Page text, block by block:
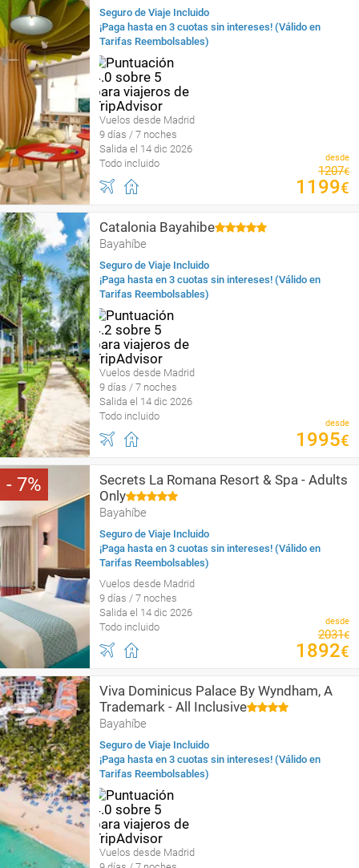
Seguro de Viaje Incluido
¡Paga hasta en 3 cuotas sin intereses! (Válido en
Tarifas Reembolsables)
Vuelos desde Madrid
9 días / 7 noches
Salida el 14 dic 2026
Todo incluido
desde
1207€
1199€
Catalonia Bayahibe
Bayahíbe
Seguro de Viaje Incluido
¡Paga hasta en 3 cuotas sin intereses! (Válido en
Tarifas Reembolsables)
Vuelos desde Madrid
9 días / 7 noches
Salida el 14 dic 2026
Todo incluido
desde
1995€
7
Secrets La Romana Resort & Spa - Adults
Only
Bayahíbe
Seguro de Viaje Incluido
¡Paga hasta en 3 cuotas sin intereses! (Válido en
Tarifas Reembolsables)
Vuelos desde Madrid
9 días / 7 noches
Salida el 14 dic 2026
Todo incluido
desde
2031€
1892€
Viva Dominicus Palace By Wyndham, A
Trademark - All Inclusive
Bayahíbe
Seguro de Viaje Incluido
¡Paga hasta en 3 cuotas sin intereses! (Válido en
Tarifas Reembolsables)
Vuelos desde Madrid